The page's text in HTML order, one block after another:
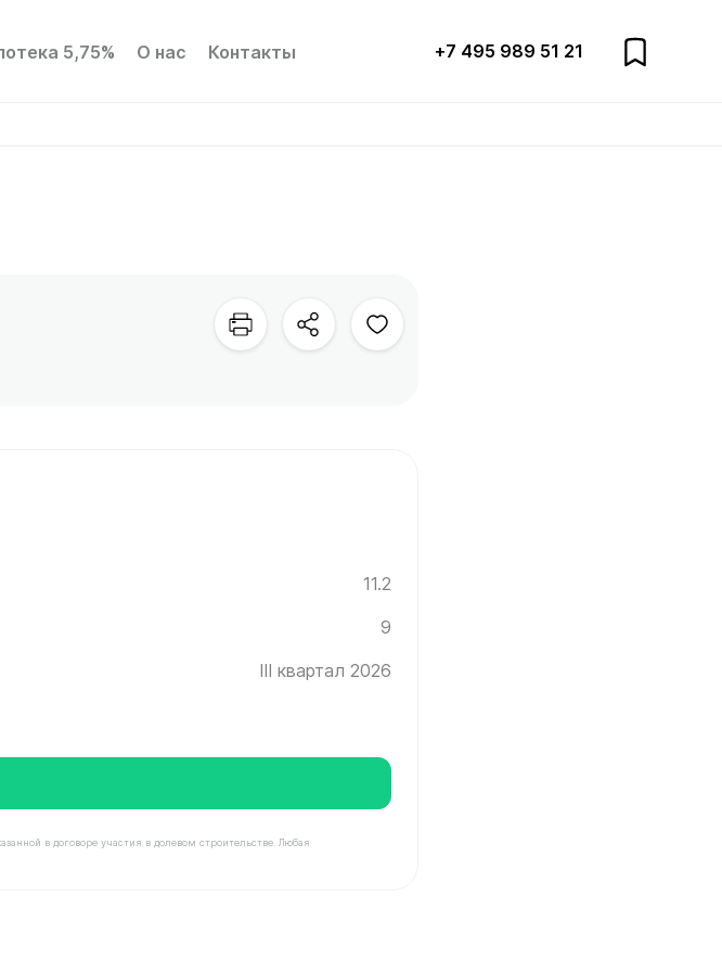
5,75% О нас Контакты +7 495 989 51 21
11.2
9
III квартал 2026
в договоре участия в долевом строительстве. Любая